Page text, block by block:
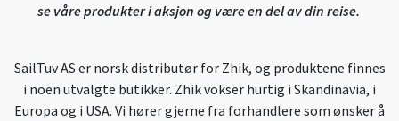
se våre produkter i aksjon og være en del av din reise.
SailTuv AS er norsk distributør for Zhik, og produktene finnes
i noen utvalgte butikker. Zhik vokser hurtig i Skandinavia, i
Europa og i USA. Vi hører gjerne fra forhandlere som ønsker å